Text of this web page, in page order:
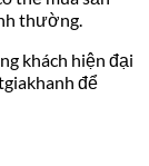
thường.
khách hiện đại
để